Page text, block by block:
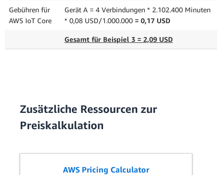
Gebühren für
AWS IoT Core
Gerät A = 4 Verbindungen * 2.102.400 Minuten
* 0,08 USD/1.000.000 = 0,17 USD
Gesamt für Beispiel 3 = 2,09 USD
Zusätzliche Ressourcen zur
Preiskalkulation
AWS Pricing Calculator